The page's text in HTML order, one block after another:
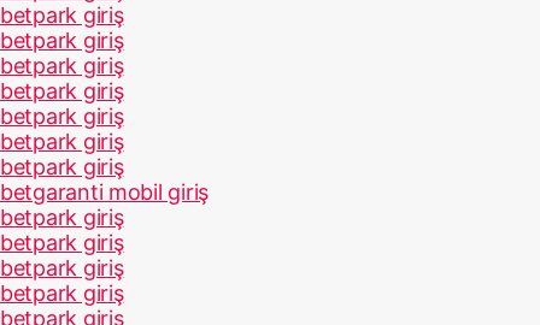
betpark giriş
betpark giriş
betpark giriş
betpark giriş
betpark giriş
betpark giriş
betpark giriş
betgaranti mobil giriş
betpark giriş
betpark giriş
betpark giriş
betpark giriş
betpark giriş